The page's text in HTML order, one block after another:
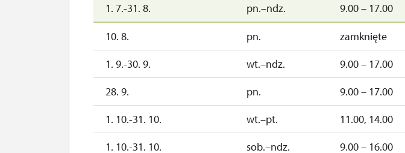
1. 7.-31. 8.
pn.–ndz. 9.00 – 17.00
10. 8. pn.
zamknięte
1. 9.-30. 9.
wt.–ndz.
9.00 – 17.00
28. 9.
pn.
9.00 – 17.00
1. 10.-31. 10.
wt.–pt.
11.00, 14.00
1. 10.-31. 10.
sob.–ndz.
9.00 – 16.00